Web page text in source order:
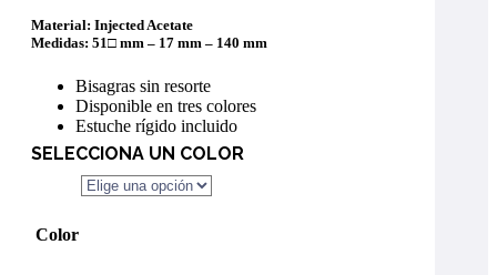
Material: Injected Acetate
Medidas: 51□ mm – 17 mm – 140 mm
Bisagras sin resorte
Disponible en tres colores
Estuche rígido incluido
SELECCIONA UN COLOR
Color